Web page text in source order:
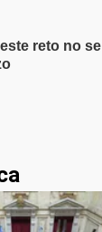
reto no se